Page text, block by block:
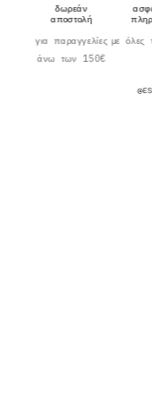
δωρεάν
αποστολή
για παραγγελίες
άνω των 150€
με όλες